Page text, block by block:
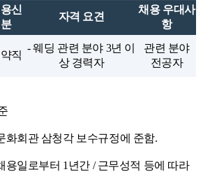
신
분
자격 요견
채용 우대사
항
직
- 웨딩 관련 분야 3년 이
상 경력자
관련 분야
전공자
화회관 삼청각 보수규정에 준함.
용일로부터 1년간 / 근무성적 등에 따라